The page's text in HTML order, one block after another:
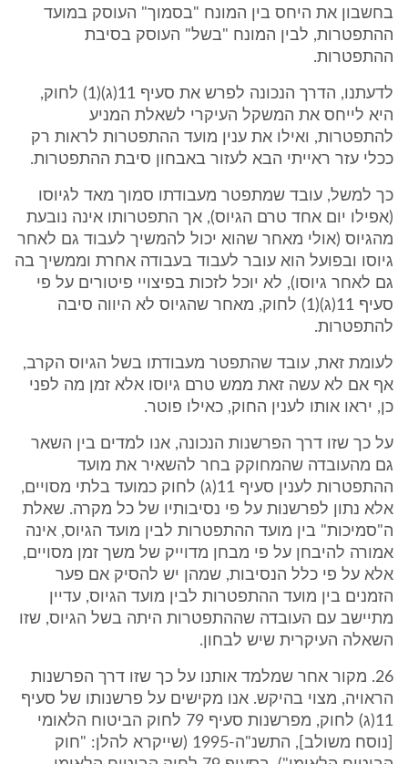
בחשבון את היחס בין המונח "בסמוך" העוסק במועד
ההתפטרות, לבין המונח "בשל" העוסק בסיבת
ההתפטרות.
לדעתנו, הדרך הנכונה לפרש את סעיף 11(ג)(1) לחוק,
היא לייחס את המשקל העיקרי לשאלת המניע
להתפטרות, ואילו את ענין מועד ההתפטרות לראות רק
ככלי עזר ראייתי הבא לעזור באבחון סיבת ההתפטרות.
כך למשל, עובד שמתפטר מעבודתו סמוך מאד לגיוסו
(אפילו יום אחד טרם הגיוס), אך התפטרותו אינה נובעת
מהגיוס (אולי מאחר שהוא יכול להמשיך לעבוד גם לאחר
גיוסו ובפועל הוא עובר לעבוד בעבודה אחרת וממשיך בה
גם לאחר גיוסו), לא יוכל לזכות בפיצויי פיטורים על פי
סעיף 11(ג)(1) לחוק, מאחר שהגיוס לא היווה סיבה
להתפטרות.
לעומת זאת, עובד שהתפטר מעבודתו בשל הגיוס הקרב,
אף אם לא עשה זאת ממש טרם גיוסו אלא זמן מה לפני
כן, יראו אותו לענין החוק, כאילו פוטר.
על כך שזו דרך הפרשנות הנכונה, אנו למדים בין השאר
גם מהעובדה שהמחוקק בחר להשאיר את מועד
ההתפטרות לענין סעיף 11(ג) לחוק כמועד בלתי מסויים,
אלא נתון לפרשנות על פי נסיבותיו של כל מקרה. שאלת
ה"סמיכות" בין מועד ההתפטרות לבין מועד הגיוס, אינה
אמורה להיבחן על פי מבחן מדוייק של משך זמן מסויים,
אלא על פי כלל הנסיבות, שמהן יש להסיק אם פער
הזמנים בין מועד ההתפטרות לבין מועד הגיוס, עדיין
מתיישב עם העובדה שההתפטרות היתה בשל הגיוס, שזו
השאלה העיקרית שיש לבחון.
26. מקור אחר שמלמד אותנו על כך שזו דרך הפרשנות
הראויה, מצוי בהיקש. אנו מקישים על פרשנותו של סעיף
11(ג) לחוק, מפרשנות סעיף 79 לחוק הביטוח הלאומי
[נוסח משולב], התשנ"ה-1995 (שייקרא להלן: "חוק